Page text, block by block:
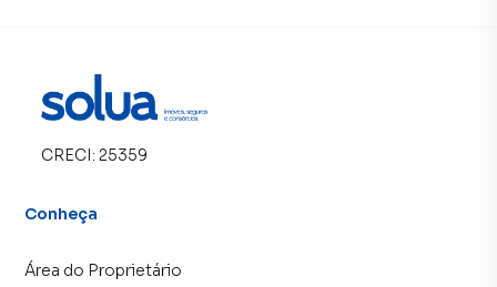
CRECI: 25359
Conheça
Área do Proprietário